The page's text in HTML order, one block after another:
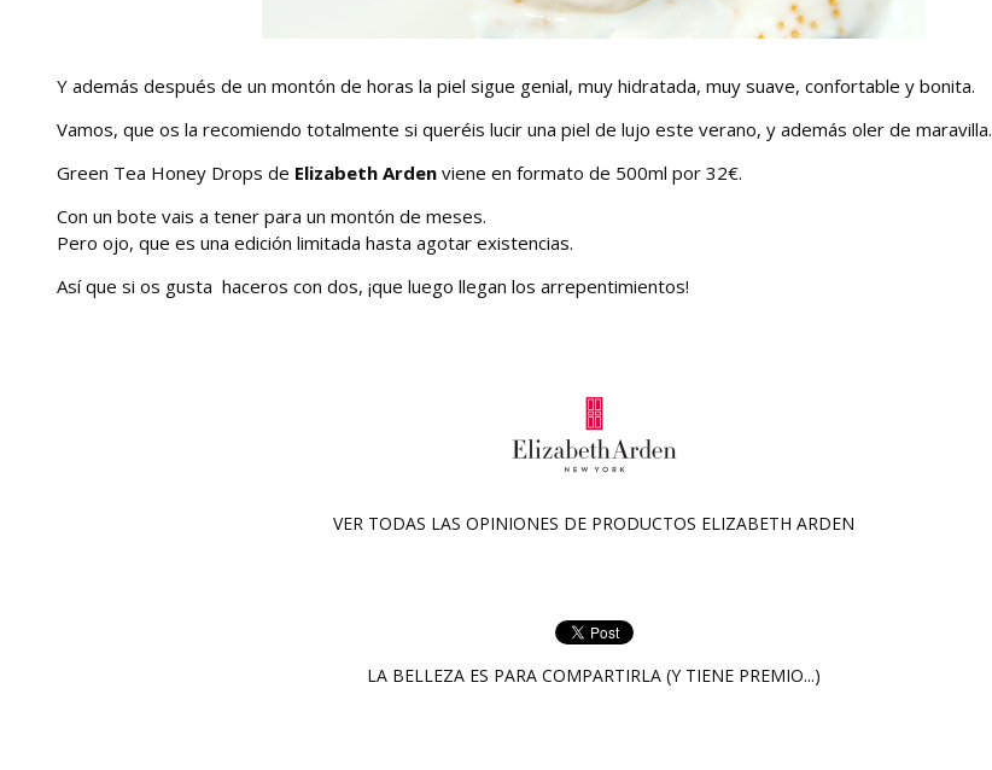
Y además después de un montón de horas la piel sigue genial, muy hidratada, muy suave, confortable y bonita.
Vamos, que os la recomiendo totalmente si queréis lucir una piel de lujo este verano, y además oler de maravilla.
Green Tea Honey Drops de Elizabeth Arden viene en formato de 500ml por 32€.
Con un bote vais a tener para un montón de meses.
Pero ojo, que es una edición limitada hasta agotar existencias.
Así que si os gusta haceros con dos, ¡que luego llegan los arrepentimientos!
VER TODAS LAS OPINIONES DE PRODUCTOS ELIZABETH ARDEN
LA BELLEZA ES PARA COMPARTIRLA (Y TIENE PREMIO...)